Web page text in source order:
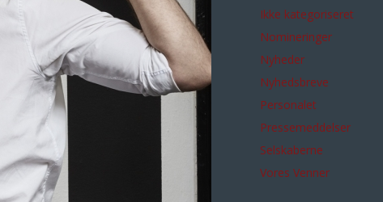
Ikke kategoriseret
Nomineringer
Nyheder
Nyhedsbreve
Personalet
Pressemeddelser
Selskaberne
Vores Venner